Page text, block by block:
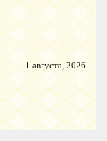
1 августа, 2026